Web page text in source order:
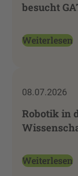
besucht
Weiterlesen
08.07.2026
Robotik in
Weiterlesen